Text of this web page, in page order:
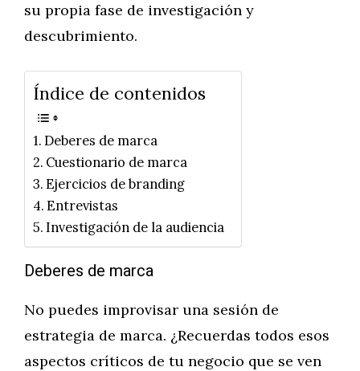
su propia fase de investigación y
descubrimiento.
Índice de contenidos
Deberes de marca
Cuestionario de marca
Ejercicios de branding
Entrevistas
Investigación de la audiencia
Deberes de marca
No puedes improvisar una sesión de
estrategia de marca. ¿Recuerdas todos esos
aspectos críticos de tu negocio que se ven